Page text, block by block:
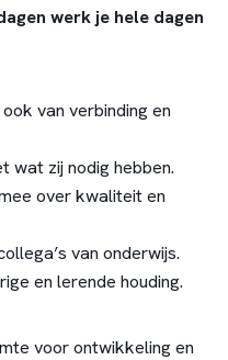
werk je hele dagen
van verbinding en
wat zij nodig hebben.
over kwaliteit en
van onderwijs.
en lerende houding.
voor ontwikkeling en